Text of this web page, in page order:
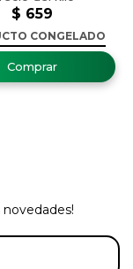
$ 659
CONGELADO
novedades!